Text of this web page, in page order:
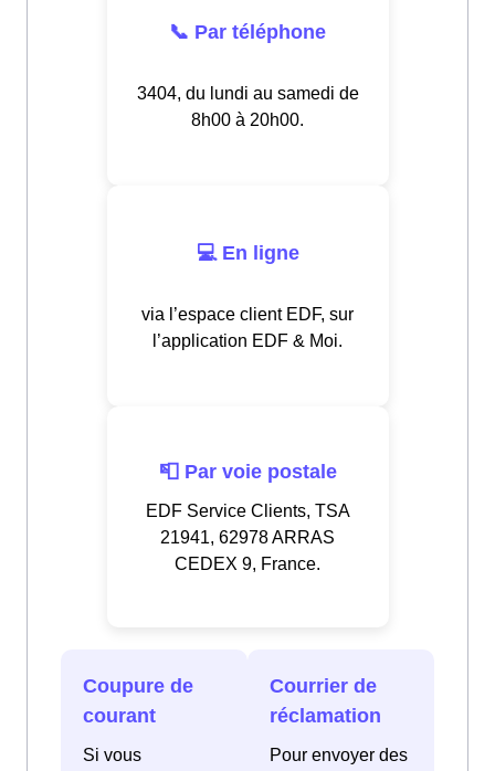
📞 Par téléphone
3404, du lundi au samedi de
8h00 à 20h00.
💻 En ligne
via l’espace client EDF, sur
l’application EDF & Moi.
📮 Par voie postale
EDF Service Clients, TSA
21941, 62978 ARRAS
CEDEX 9, France.
Coupure de
courant
Si vous
Courrier de
réclamation
Pour envoyer des